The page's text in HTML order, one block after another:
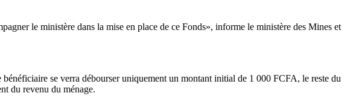
le ministère dans la mise en place de ce Fonds», informe le ministère des Mines et
se verra débourser uniquement un montant initial de 1 000 FCFA, le reste du
du revenu du ménage.